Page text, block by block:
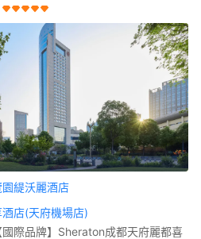
緹沃麗酒店
店(天府機場店)
際品牌】Sheraton成都天府麗都喜